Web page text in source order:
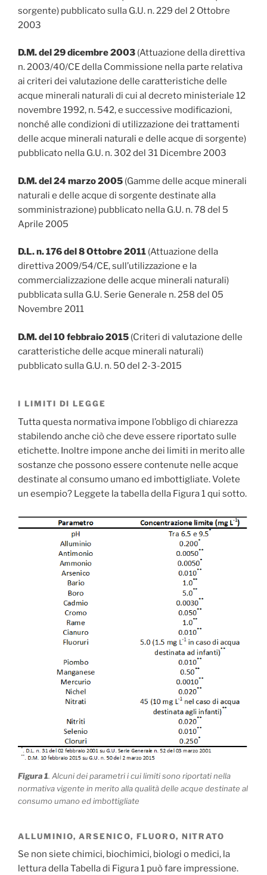
sorgente) pubblicato sulla G.U. n. 229 del 2 Ottobre
2003
D.M. del 29 dicembre 2003 (Attuazione della direttiva
n. 2003/40/CE della Commissione nella parte relativa
ai criteri dei valutazione delle caratteristiche delle
acque minerali naturali di cui al decreto ministeriale 12
novembre 1992, n. 542, e successive modificazioni,
nonché alle condizioni di utilizzazione dei trattamenti
delle acque minerali naturali e delle acque di sorgente)
pubblicato nella G.U. n. 302 del 31 Dicembre 2003
D.M. del 24 marzo 2005 (Gamme delle acque minerali
naturali e delle acque di sorgente destinate alla
somministrazione) pubblicato nella G.U. n. 78 del 5
Aprile 2005
D.L. n. 176 del 8 Ottobre 2011 (Attuazione della
direttiva 2009/54/CE, sull’utilizzazione e la
commercializzazione delle acque minerali naturali)
pubblicata sulla G.U. Serie Generale n. 258 del 05
Novembre 2011
D.M. del 10 febbraio 2015 (Criteri di valutazione delle
caratteristiche delle acque minerali naturali)
pubblicato sulla G.U. n. 50 del 2-3-2015
I LIMITI DI LEGGE
Tutta questa normativa impone l’obbligo di chiarezza
stabilendo anche ciò che deve essere riportato sulle
etichette. Inoltre impone anche dei limiti in merito alle
sostanze che possono essere contenute nelle acque
destinate al consumo umano ed imbottigliate. Volete
un esempio? Leggete la tabella della Figura 1 qui sotto.
Figura 1. Alcuni dei parametri i cui limiti sono riportati nella
normativa vigente in merito alla qualità delle acque destinate al
consumo umano ed imbottigliate
ALLUMINIO, ARSENICO, FLUORO, NITRATO
Se non siete chimici, biochimici, biologi o medici, la
lettura della Tabella di Figura 1 può fare impressione.